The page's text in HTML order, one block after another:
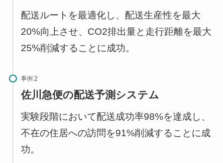
配送ルートを最適化し、配送生産性を最大
20%向上させ、CO2排出量と走行距離を最大
25%削減することに成功。
事例
佐川急便の配送予測システム
実験段階において配送成功率98%を達成し、
不在の住居への訪問を91%削減することに成
功。